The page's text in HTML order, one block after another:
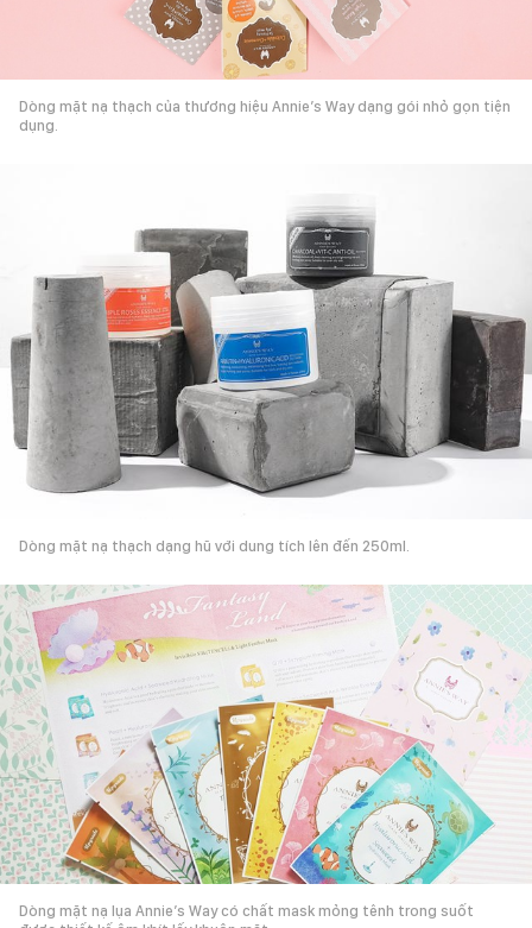
Dòng mặt nạ thạch của thương hiệu Annie’s Way dạng gói nhỏ gọn tiện
dụng.
Dòng mặt nạ thạch dạng hũ với dung tích lên đến 250ml.
Dòng mặt nạ lụa Annie’s Way có chất mask mỏng tênh trong suốt